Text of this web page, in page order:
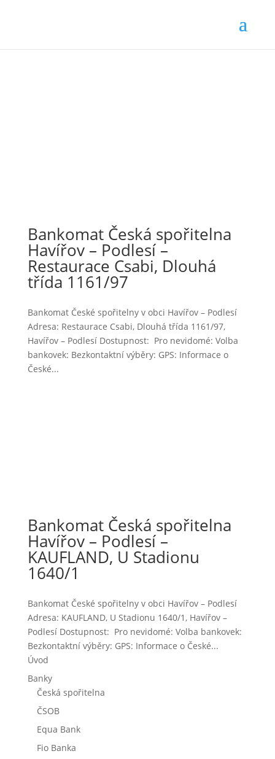
Bankomat Česká spořitelna
Havířov – Podlesí –
Restaurace Csabi, Dlouhá
třída 1161/97
Bankomat České spořitelny v obci Havířov – Podlesí
Adresa: Restaurace Csabi, Dlouhá třída 1161/97,
Havířov – Podlesí Dostupnost: Pro nevidomé: Volba
bankovek: Bezkontaktní výběry: GPS: Informace o
České...
Bankomat Česká spořitelna
Havířov – Podlesí –
KAUFLAND, U Stadionu
1640/1
Bankomat České spořitelny v obci Havířov – Podlesí
Adresa: KAUFLAND, U Stadionu 1640/1, Havířov –
Podlesí Dostupnost: Pro nevidomé: Volba bankovek:
Bezkontaktní výběry: GPS: Informace o České...
Úvod
Banky
Česká spořitelna
ČSOB
Equa Bank
Fio Banka